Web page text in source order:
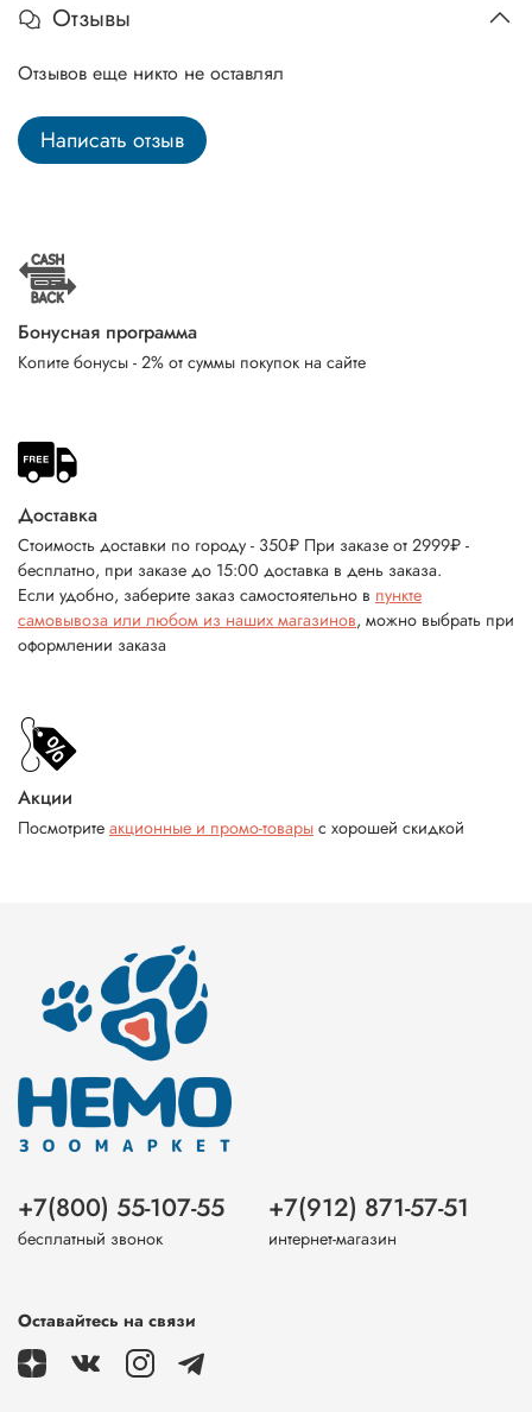
Отзывы
Отзывов еще никто не оставлял
Написать отзыв
Бонусная программа
Копите бонусы - 2% от суммы покупок на сайте
Доставка
Стоимость доставки по городу - 350₽ При заказе от 2999₽ -
бесплатно, при заказе до 15:00 доставка в день заказа.
Если удобно, заберите заказ самостоятельно в пункте
самовывоза или любом из наших магазинов, можно выбрать при
оформлении заказа
Акции
Посмотрите акционные и промо-товары с хорошей скидкой
+7(800) 55-107-55
бесплатный звонок
+7(912) 871-57-51
интернет-магазин
Оставайтесь на связи